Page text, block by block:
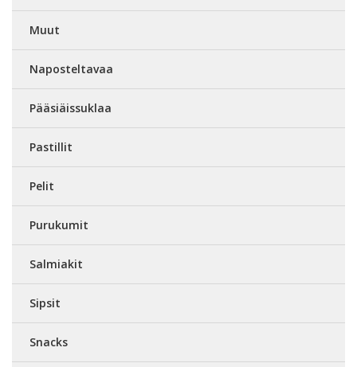
Muut
Naposteltavaa
Pääsiäissuklaa
Pastillit
Pelit
Purukumit
Salmiakit
Sipsit
Snacks